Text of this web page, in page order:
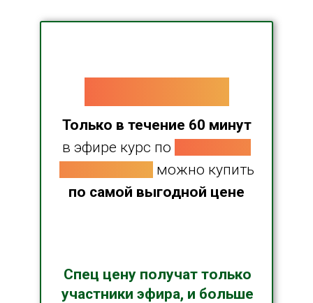
Спец цену получат только
участники эфира, и больше
Только в течение 60 минут
в эфире курс по
можно купить
по самой выгодной цене